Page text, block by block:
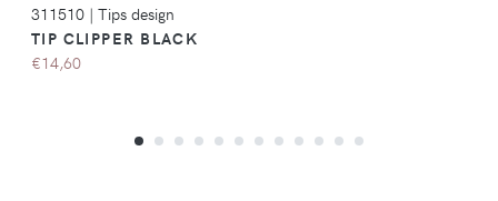
311510 | Tips design
TIP CLIPPER BLACK
€14,60